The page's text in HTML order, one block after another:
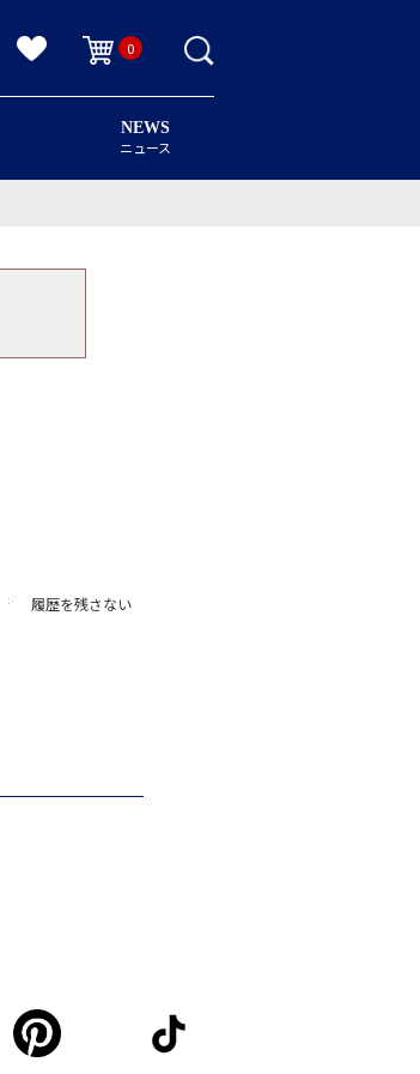
0
NEWS
ニュース
履歴を残さない